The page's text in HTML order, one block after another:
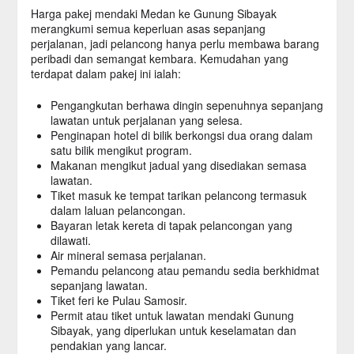
Harga pakej mendaki Medan ke Gunung Sibayak
merangkumi semua keperluan asas sepanjang
perjalanan, jadi pelancong hanya perlu membawa barang
peribadi dan semangat kembara. Kemudahan yang
terdapat dalam pakej ini ialah:
Pengangkutan berhawa dingin sepenuhnya sepanjang
lawatan untuk perjalanan yang selesa.
Penginapan hotel di bilik berkongsi dua orang dalam
satu bilik mengikut program.
Makanan mengikut jadual yang disediakan semasa
lawatan.
Tiket masuk ke tempat tarikan pelancong termasuk
dalam laluan pelancongan.
Bayaran letak kereta di tapak pelancongan yang
dilawati.
Air mineral semasa perjalanan.
Pemandu pelancong atau pemandu sedia berkhidmat
sepanjang lawatan.
Tiket feri ke Pulau Samosir.
Permit atau tiket untuk lawatan mendaki Gunung
Sibayak, yang diperlukan untuk keselamatan dan
pendakian yang lancar.